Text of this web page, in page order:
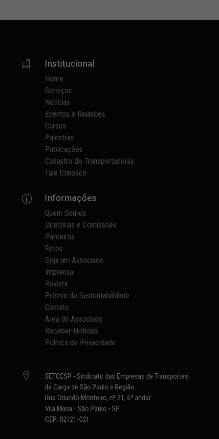
 Institucional
Home
Serviços
Notícias
Eventos e Reuniões
Cursos
Palestras
Publicações
Cadastro de Transportadoras
Fale Conosco
p Informações
Quem Somos
Diretorias e Comissões
Parceiros
Fotos
Seja um Associado
Imprensa
Revista
Prêmio de Sustentabilidade
Contato
Área do Associado
Receber Notícias
Política de Privacidade

SETCESP - Sindicato das Empresas de Transportes
de Carga de São Paulo e Região
Rua Orlando Monteiro, nº 21, 6º andar
Vila Maria - São Paulo • SP
CEP: 02121-021